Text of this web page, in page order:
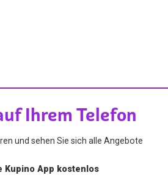
Ihrem Telefon
und sehen Sie sich alle Angebote
Kupino App kostenlos